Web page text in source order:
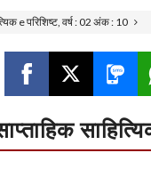
e परिशिष्ट, वर्ष : 02 अंक : 10